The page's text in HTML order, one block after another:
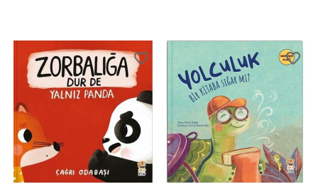
favorite_border favorite_border